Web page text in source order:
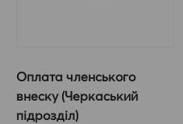
Оплата членського
внеску (Черкаський
підрозділ)